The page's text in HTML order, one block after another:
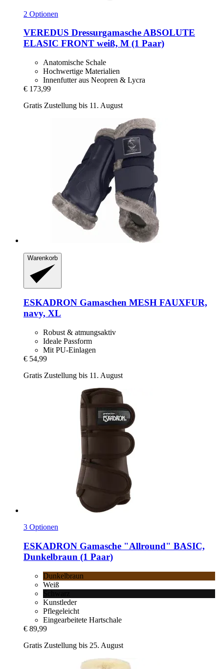
2 Optionen
VEREDUS Dressurgamasche ABSOLUTE
ELASIC FRONT weiß, M (1 Paar)
Anatomische Schale
Hochwertige Materialien
Innenfutter aus Neopren & Lycra
€ 173,99
Gratis Zustellung bis 11. August
Warenkorb
ESKADRON Gamaschen MESH FAUXFUR,
navy, XL
Robust & atmungsaktiv
Ideale Passform
Mit PU-Einlagen
€ 54,99
Gratis Zustellung bis 11. August
3 Optionen
ESKADRON Gamasche "Allround" BASIC,
Dunkelbraun (1 Paar)
Dunkelbraun
Weiß
Kunstleder
Pflegeleicht
Eingearbeitete Hartschale
€ 89,99
Gratis Zustellung bis 25. August